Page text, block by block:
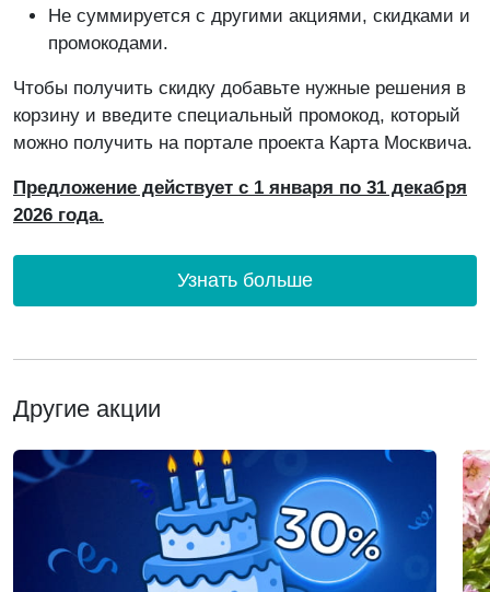
Не суммируется с другими акциями, скидками и
промокодами.
Чтобы получить скидку добавьте нужные решения в
корзину и введите специальный промокод, который
можно получить на портале проекта Карта Москвича.
Предложение действует с 1 января по 31 декабря
2026 года.
Узнать больше
Другие акции